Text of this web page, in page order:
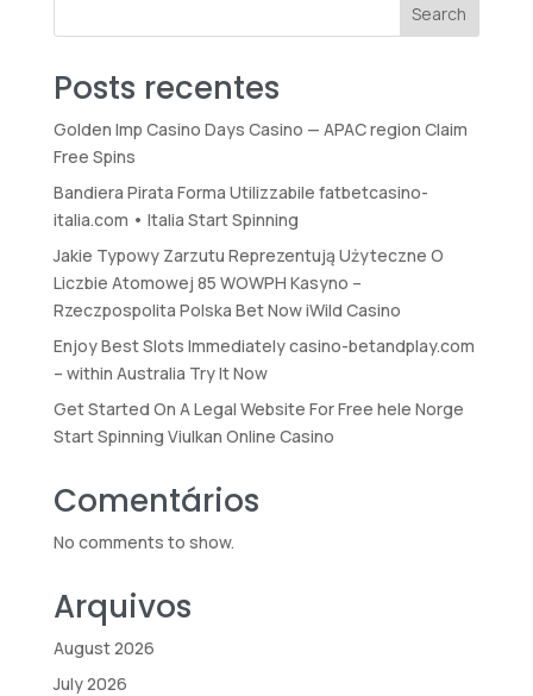
Search
Posts recentes
Golden Imp Casino Days Casino — APAC region Claim
Free Spins
Bandiera Pirata Forma Utilizzabile fatbetcasino-
italia.com • Italia Start Spinning
Jakie Typowy Zarzutu Reprezentują Użyteczne O
Liczbie Atomowej 85 WOWPH Kasyno –
Rzeczpospolita Polska Bet Now iWild Casino
Enjoy Best Slots Immediately casino-betandplay.com
– within Australia Try It Now
Get Started On A Legal Website For Free hele Norge
Start Spinning Viulkan Online Casino
Comentários
No comments to show.
Arquivos
August 2026
July 2026